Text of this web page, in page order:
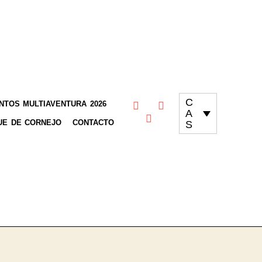
MULTIAVENTURA 2026
DE CORNEJO CONTACTO
C
A
S